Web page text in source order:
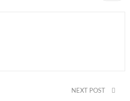
NEXT POST